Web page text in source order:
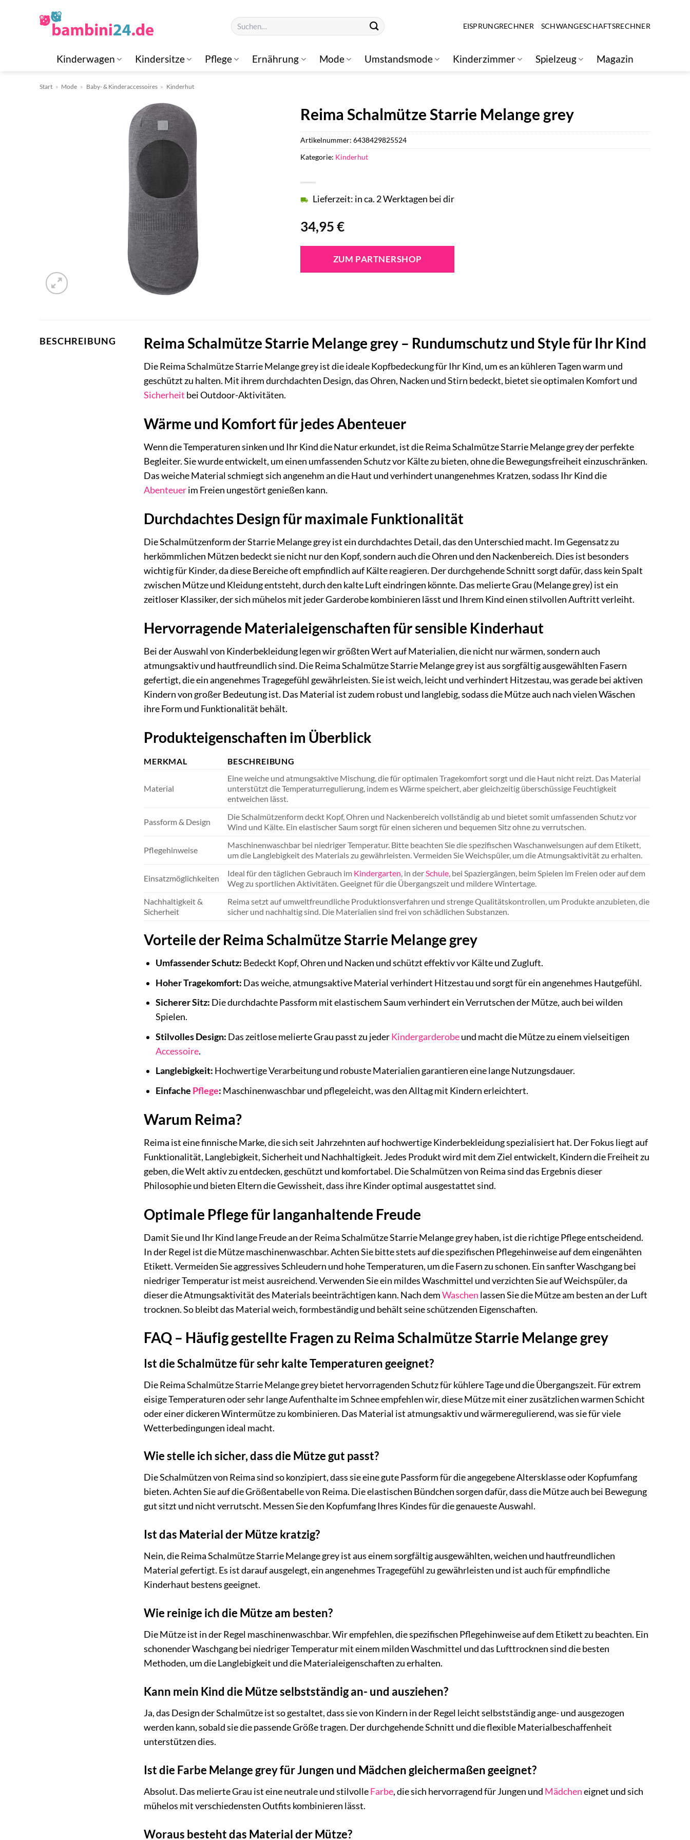
Suchen
nach:
EISPRUNGRECHNER SCHWANGESCHAFTSRECHNER
Kinderwagen Kindersitze Pflege Ernährung Mode Umstandsmode Kinderzimmer Spielzeug Magazin
Start » Mode » Baby- & Kinderaccessoires » Kinderhut
Reima Schalmütze Starrie Melange grey
34,95€
Lieferzeit: in ca. 2 Werktagen bei dir
ZUM PARTNERSHOP
Artikelnummer:6438429825524
Kategorie: Kinderhut
BESCHREIBUNG Reima Schalmütze Starrie Melange grey – Rundumschutz und Style für Ihr Kind
Die Reima Schalmütze Starrie Melange grey ist die ideale Kopfbedeckung für Ihr Kind, um es an kühleren Tagen warm und
geschützt zu halten. Mit ihrem durchdachten Design, das Ohren, Nacken und Stirn bedeckt, bietet sie optimalen Komfort und
Sicherheit bei Outdoor-Aktivitäten.
Wärme und Komfort für jedes Abenteuer
Wenn die Temperaturen sinken und Ihr Kind die Natur erkundet, ist die Reima Schalmütze Starrie Melange grey der perfekte
Begleiter. Sie wurde entwickelt, um einen umfassenden Schutz vor Kälte zu bieten, ohne die Bewegungsfreiheit einzuschränken.
Das weiche Material schmiegt sich angenehm an die Haut und verhindert unangenehmes Kratzen, sodass Ihr Kind die
Abenteuerim Freien ungestört genießen kann.
Durchdachtes Design für maximale Funktionalität
Die Schalmützenform der Starrie Melange grey ist ein durchdachtes Detail, das den Unterschied macht. Im Gegensatz zu
herkömmlichen Mützen bedeckt sie nicht nur den Kopf, sondern auch die Ohren und den Nackenbereich. Dies ist besonders
wichtig für Kinder, da diese Bereiche oft empfindlich auf Kälte reagieren. Der durchgehende Schnitt sorgt dafür, dass kein Spalt
zwischen Mütze und Kleidung entsteht, durch den kalte Luft eindringen könnte. Das melierte Grau (Melange grey) ist ein
zeitloser Klassiker, der sich mühelos mit jeder Garderobe kombinieren lässt und Ihrem Kind einen stilvollen Auftritt verleiht.
Hervorragende Materialeigenschaften für sensible Kinderhaut
Bei der Auswahl von Kinderbekleidung legen wir größten Wert auf Materialien, die nicht nur wärmen, sondern auch
atmungsaktiv und hautfreundlich sind. Die Reima Schalmütze Starrie Melange grey ist aus sorgfältig ausgewählten Fasern
gefertigt, die ein angenehmes Tragegefühl gewährleisten. Sie ist weich, leicht und verhindert Hitzestau, was gerade bei aktiven
Kindern von großer Bedeutung ist. Das Material ist zudem robust und langlebig, sodass die Mütze auch nach vielen Wäschen
ihre Form und Funktionalität behält.
Produkteigenschaften im Überblick
MERKMAL BESCHREIBUNG
Material
Eine weiche und atmungsaktive Mischung, die für optimalen Tragekomfort sorgt und die Haut nicht reizt. Das Material
unterstützt die Temperaturregulierung, indem es Wärme speichert, aber gleichzeitig überschüssige Feuchtigkeit
entweichen lässt.
Passform & Design
Die Schalmützenform deckt Kopf, Ohren und Nackenbereich vollständig ab und bietet somit umfassenden Schutz vor
Wind und Kälte. Ein elastischer Saum sorgt für einen sicheren und bequemen Sitz ohne zu verrutschen.
Pflegehinweise
Maschinenwaschbar bei niedriger Temperatur. Bitte beachten Sie die spezifischen Waschanweisungen auf dem Etikett,
um die Langlebigkeit des Materials zu gewährleisten. Vermeiden Sie Weichspüler, um die Atmungsaktivität zu erhalten.
Einsatzmöglichkeiten
Ideal für den täglichen Gebrauch im Kindergarten, in derSchule, bei Spaziergängen, beim Spielen im Freien oder auf dem
Weg zu sportlichen Aktivitäten. Geeignet für die Übergangszeit und mildere Wintertage.
Nachhaltigkeit &
Sicherheit
Reima setzt auf umweltfreundliche Produktionsverfahren und strenge Qualitätskontrollen, um Produkte anzubieten, die
sicher und nachhaltig sind. Die Materialien sind frei von schädlichen Substanzen.
Vorteile der Reima Schalmütze Starrie Melange grey
Umfassender Schutz: Bedeckt Kopf, Ohren und Nacken und schützt effektiv vor Kälte und Zugluft.
Hoher Tragekomfort: Das weiche, atmungsaktive Material verhindert Hitzestau und sorgt für ein angenehmes Hautgefühl.
Sicherer Sitz: Die durchdachte Passform mit elastischem Saum verhindert ein Verrutschen der Mütze, auch bei wilden
Spielen.
Stilvolles Design: Das zeitlose melierte Grau passt zu jederKindergarderobeund macht die Mütze zu einem vielseitigen
Accessoire.
Langlebigkeit: Hochwertige Verarbeitung und robuste Materialien garantieren eine lange Nutzungsdauer.
Einfache Pflege: Maschinenwaschbar und pflegeleicht, was den Alltag mit Kindern erleichtert.
Warum Reima?
Reima ist eine finnische Marke, die sich seit Jahrzehnten auf hochwertige Kinderbekleidung spezialisiert hat. Der Fokus liegt auf
Funktionalität, Langlebigkeit, Sicherheit und Nachhaltigkeit. Jedes Produkt wird mit dem Ziel entwickelt, Kindern die Freiheit zu
geben, die Welt aktiv zu entdecken, geschützt und komfortabel. Die Schalmützen von Reima sind das Ergebnis dieser
Philosophie und bieten Eltern die Gewissheit, dass ihre Kinder optimal ausgestattet sind.
Optimale Pflege für langanhaltende Freude
Damit Sie und Ihr Kind lange Freude an der Reima Schalmütze Starrie Melange grey haben, ist die richtige Pflege entscheidend.
In der Regel ist die Mütze maschinenwaschbar. Achten Sie bitte stets auf die spezifischen Pflegehinweise auf dem eingenähten
Etikett. Vermeiden Sie aggressives Schleudern und hohe Temperaturen, um die Fasern zu schonen. Ein sanfter Waschgang bei
niedriger Temperatur ist meist ausreichend. Verwenden Sie ein mildes Waschmittel und verzichten Sie auf Weichspüler, da
dieser die Atmungsaktivität des Materials beeinträchtigen kann. Nach demWaschen lassen Sie die Mütze am besten an der Luft
trocknen. So bleibt das Material weich, formbeständig und behält seine schützenden Eigenschaften.
FAQ – Häufig gestellte Fragen zu Reima Schalmütze Starrie Melange grey
Ist die Schalmütze für sehr kalte Temperaturen geeignet?
Die Reima Schalmütze Starrie Melange grey bietet hervorragenden Schutz für kühlere Tage und die Übergangszeit. Für extrem
eisige Temperaturen oder sehr lange Aufenthalte im Schnee empfehlen wir, diese Mütze mit einer zusätzlichen warmen Schicht
oder einer dickeren Wintermütze zu kombinieren. Das Material ist atmungsaktiv und wärmeregulierend, was sie für viele
Wetterbedingungen ideal macht.
Wie stelle ich sicher, dass die Mütze gut passt?
Die Schalmützen von Reima sind so konzipiert, dass sie eine gute Passform für die angegebene Altersklasse oder Kopfumfang
bieten. Achten Sie auf die Größentabelle von Reima. Die elastischen Bündchen sorgen dafür, dass die Mütze auch bei Bewegung
gut sitzt und nicht verrutscht. Messen Sie den Kopfumfang Ihres Kindes für die genaueste Auswahl.
Ist das Material der Mütze kratzig?
Nein, die Reima Schalmütze Starrie Melange grey ist aus einem sorgfältig ausgewählten, weichen und hautfreundlichen
Material gefertigt. Es ist darauf ausgelegt, ein angenehmes Tragegefühl zu gewährleisten und ist auch für empfindliche
Kinderhaut bestens geeignet.
Wie reinige ich die Mütze am besten?
Die Mütze ist in der Regel maschinenwaschbar. Wir empfehlen, die spezifischen Pflegehinweise auf dem Etikett zu beachten. Ein
schonender Waschgang bei niedriger Temperatur mit einem milden Waschmittel und das Lufttrocknen sind die besten
Methoden, um die Langlebigkeit und die Materialeigenschaften zu erhalten.
Kann mein Kind die Mütze selbstständig an- und ausziehen?
Ja, das Design der Schalmütze ist so gestaltet, dass sie von Kindern in der Regel leicht selbstständig ange- und ausgezogen
werden kann, sobald sie die passende Größe tragen. Der durchgehende Schnitt und die flexible Materialbeschaffenheit
unterstützen dies.
Ist die Farbe Melange grey für Jungen und Mädchen gleichermaßen geeignet?
Absolut. Das melierte Grau ist eine neutrale und stilvolleFarbe, die sich hervorragend für Jungen und Mädcheneignet und sich
mühelos mit verschiedensten Outfits kombinieren lässt.
Woraus besteht das Material der Mütze?